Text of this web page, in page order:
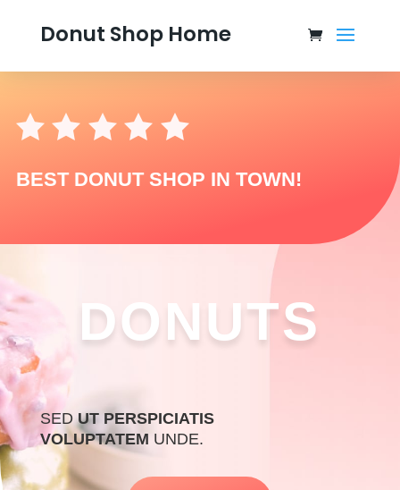
Donut Shop Home
BEST DONUT SHOP IN TOWN!
DONUTS
SEDUT PERSPICIATIS
VOLUPTATEM UNDE.